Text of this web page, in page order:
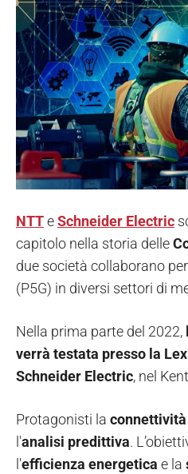
NTTeSchneider Electric
capitolo nella storia delle
due società collaborano
(P5G) in diversi settori di
Nella prima parte del 2022,
verrà testata presso la
Schneider Electric, nel
Protagonisti la connettività
l'analisi predittiva.
l'efficienza energetica e la